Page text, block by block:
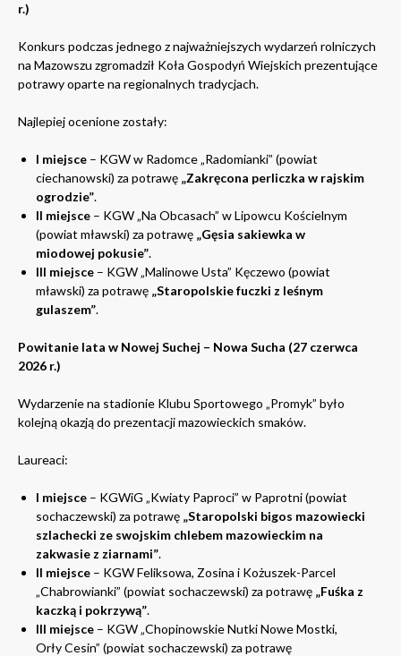
r.)
Konkurs podczas jednego z najważniejszych wydarzeń rolniczych
na Mazowszu zgromadził Koła Gospodyń Wiejskich prezentujące
potrawy oparte na regionalnych tradycjach.
Najlepiej ocenione zostały:
I miejsce – KGW w Radomce „Radomianki” (powiat
ciechanowski) za potrawę „Zakręcona perliczka w rajskim
ogrodzie”.
II miejsce – KGW „Na Obcasach” w Lipowcu Kościelnym
(powiat mławski) za potrawę „Gęsia sakiewka w
miodowej pokusie”.
III miejsce – KGW „Malinowe Usta” Kęczewo (powiat
mławski) za potrawę „Staropolskie fuczki z leśnym
gulaszem”.
Powitanie lata w Nowej Suchej – Nowa Sucha (27 czerwca
2026 r.)
Wydarzenie na stadionie Klubu Sportowego „Promyk” było
kolejną okazją do prezentacji mazowieckich smaków.
Laureaci:
I miejsce – KGWiG „Kwiaty Paproci” w Paprotni (powiat
sochaczewski) za potrawę „Staropolski bigos mazowiecki
szlachecki ze swojskim chlebem mazowieckim na
zakwasie z ziarnami”.
II miejsce – KGW Feliksowa, Zosina i Kożuszek-Parcel
„Chabrowianki” (powiat sochaczewski) za potrawę „Fuśka z
kaczką i pokrzywą”.
III miejsce – KGW „Chopinowskie Nutki Nowe Mostki,
Orły Cesin” (powiat sochaczewski) za potrawę